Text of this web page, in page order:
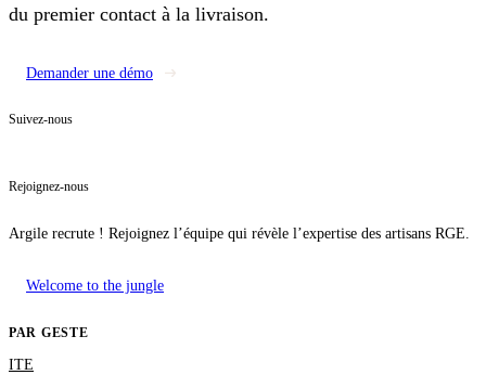
du premier contact à la livraison.
Demander une démo
Suivez-nous
Rejoignez-nous
Argile recrute ! Rejoignez l’équipe qui révèle l’expertise des artisans RGE.
Welcome to the jungle
PAR GESTE
ITE